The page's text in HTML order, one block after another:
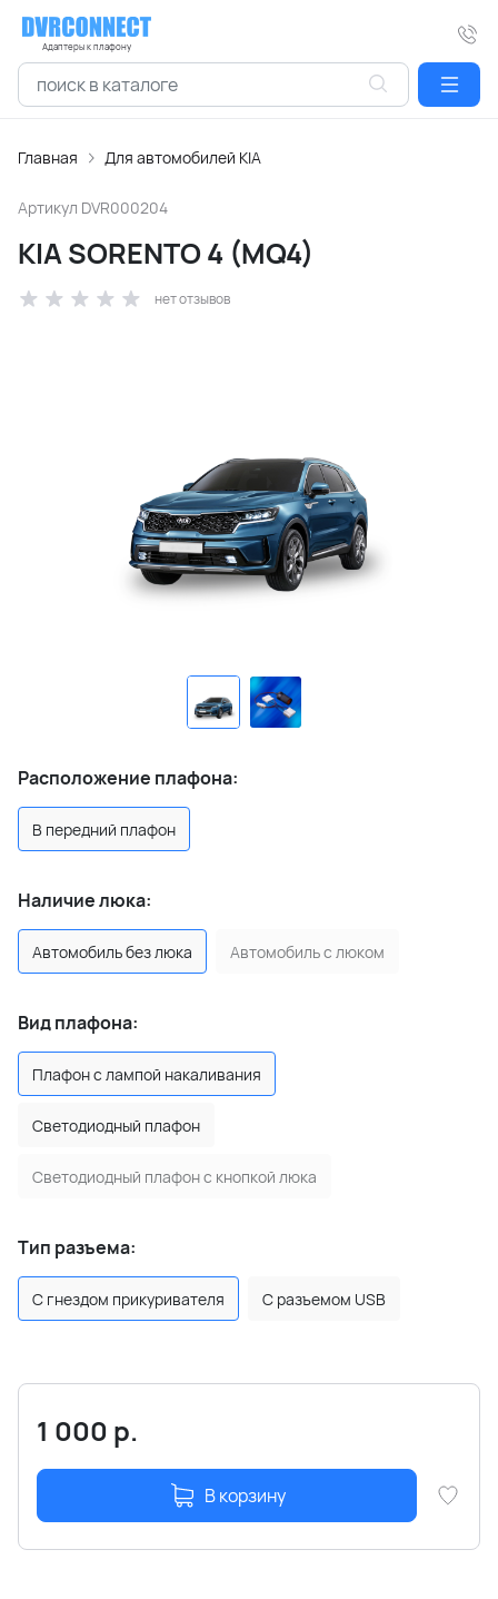
Адаптеры к плафону
Главная Для автомобилей KIA
Артикул DVR000204
KIA SORENTO 4 (MQ4)
нет отзывов
Расположение плафона:
В передний плафон
Наличие люка:
Автомобиль без люка Автомобиль с люком
Вид плафона:
Плафон с лампой накаливания
Светодиодный плафон
Светодиодный плафон с кнопкой люка
Тип разъема:
С гнездом прикуривателя С разъемом USB
1 000 р.
В корзину